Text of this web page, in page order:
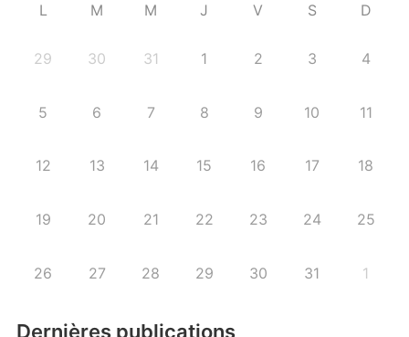
L M M J V S D
29 30 31 1 2 3 4
5 6 7 8 9 10 11
12 13 14 15 16 17 18
19 20 21 22 23 24 25
26 27 28 29 30 31 1
Dernières publications